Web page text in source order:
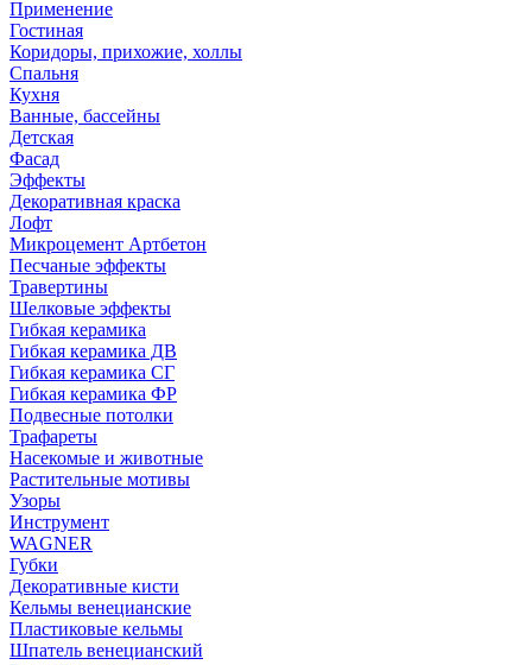
Применение
Гостиная
Коридоры, прихожие, холлы
Спальня
Кухня
Ванные, бассейны
Детская
Фасад
Эффекты
Декоративная краска
Лофт
Микроцемент Артбетон
Песчаные эффекты
Травертины
Шелковые эффекты
Гибкая керамика
Гибкая керамика ДВ
Гибкая керамика СГ
Гибкая керамика ФР
Подвесные потолки
Трафареты
Насекомые и животные
Растительные мотивы
Узоры
Инструмент
WAGNER
Губки
Декоративные кисти
Кельмы венецианские
Пластиковые кельмы
Шпатель венецианский